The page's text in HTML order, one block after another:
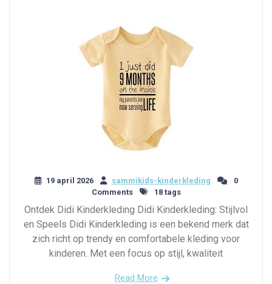
19 april 2026 sammikids-kinderkleding
0
Comments
18 tags
Ontdek Didi Kinderkleding Didi Kinderkleding: Stijlvol
en Speels Didi Kinderkleding is een bekend merk dat
zich richt op trendy en comfortabele kleding voor
kinderen. Met een focus op stijl, kwaliteit
Read More